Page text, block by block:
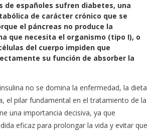
a
i
l
de españoles sufren diabetes, una
de carácter crónico que se
el páncreas no produce la
que necesita el organismo (tipo I), o
del cuerpo impiden que
su función de absorber la
no se domina la enfermedad, la dieta
el pilar fundamental en el tratamiento de la
una importancia decisiva, ya que
eficaz para prolongar la vida y evitar que